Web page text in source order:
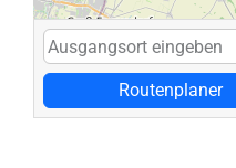
Routenplaner